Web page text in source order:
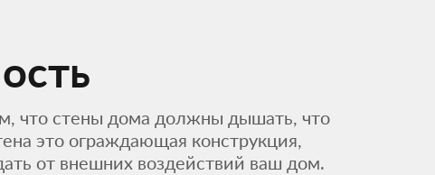
что стены дома должны дышать, что
это ограждающая конструкция,
от внешних воздействий ваш дом.